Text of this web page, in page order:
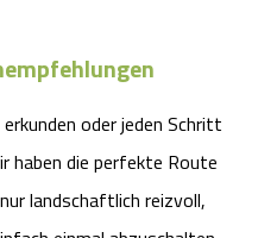
oder jeden Schritt
haben die perfekte Route
landschaftlich reizvoll,